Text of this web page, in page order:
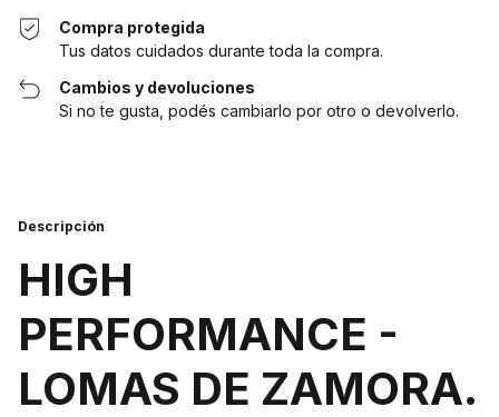
Compra protegida
Tus datos cuidados durante toda la compra.
Cambios y devoluciones
Si no te gusta, podés cambiarlo por otro o devolverlo.
Descripción
HIGH
PERFORMANCE -
LOMAS DE ZAMORA.